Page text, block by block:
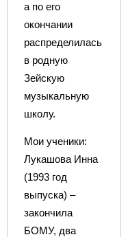
а по его
окончании
распределилась
в родную
Зейскую
музыкальную
школу.
Мои ученики:
Лукашова Инна
(1993 год
выпуска) –
закончила
БОМУ, два